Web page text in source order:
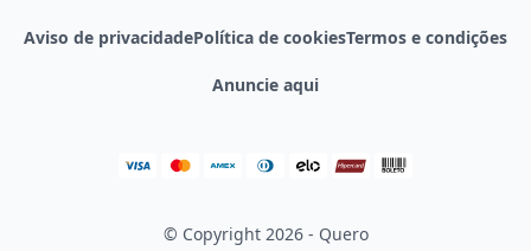
Aviso de privacidadePolítica de cookiesTermos e condições
Anuncie aqui
© Copyright 2026 - Quero